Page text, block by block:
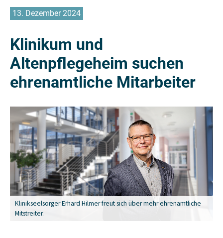
13. Dezember 2024
Klinikum und
Altenpflegeheim suchen
ehrenamtliche Mitarbeiter
Klinikseelsorger Erhard Hilmer freut sich über mehr ehrenamtliche
Mitstreiter.